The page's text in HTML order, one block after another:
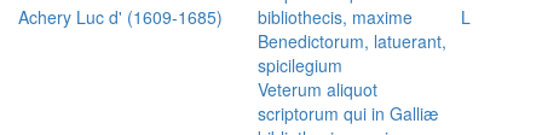
Achery Luc d' (1609-1685)
bibliothecis, maxime
Benedictorum, latuerant,
spicilegium
L
Veterum aliquot
scriptorum qui in Galliæ